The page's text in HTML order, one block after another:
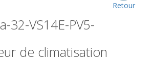
Retour
32-VS14E-PV5-
de climatisation